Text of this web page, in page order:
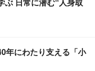
ぶ 日常に潜む“人身取
年にわたり支える「小